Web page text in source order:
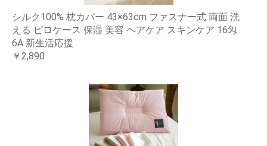
シルク100% 枕カバー 43×63cm ファスナー式 両面 洗
える ピロケース 保湿 美容 ヘアケア スキンケア 16匁
6A 新生活応援
￥2,890